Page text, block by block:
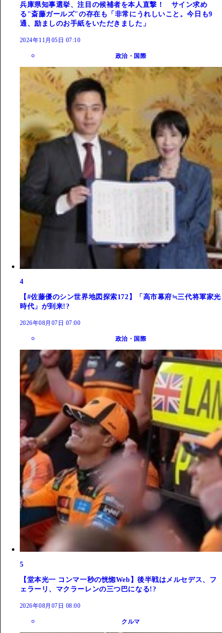
兵庫県知事選挙、注目の候補者を本人直撃！ サイン求め
る"斎藤ガールズ"の存在も「非常にうれしいこと。今日も9
通、励ましのお手紙をいただきました」
2024年11月05日 07:10
政治・国際
4
【#佐藤優のシン世界地図探索172】「高市幕府≒三代将軍家光
時代」が到来!?
2026年08月07日 07:00
政治・国際
5
【堂本光一 コンマ一秒の恍惚Web】後半戦はメルセデス、フ
ェラーリ、マクラーレンの三つ巴になる!?
2026年08月07日 08:00
クルマ